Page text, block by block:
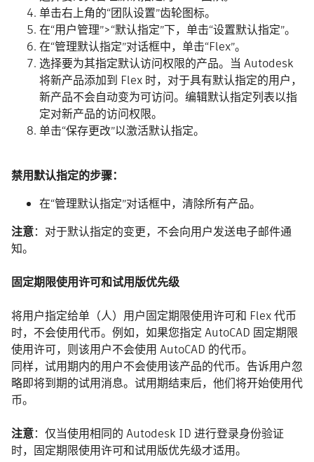
单击右上角的“团队设置”齿轮图标。
在“用户管理”>“默认指定”下，单击“设置默认指定”。
在“管理默认指定”对话框中，单击“Flex”。
选择要为其指定默认访问权限的产品。当 Autodesk
将新产品添加到 Flex 时，对于具有默认指定的用户，
新产品不会自动变为可访问。编辑默认指定列表以指
定对新产品的访问权限。
单击“保存更改”以激活默认指定。
禁用默认指定的步骤：
在“管理默认指定”对话框中，清除所有产品。
注意：对于默认指定的变更，不会向用户发送电子邮件通
知。
固定期限使用许可和试用版优先级
将用户指定给单（人）用户固定期限使用许可和 Flex 代币
时，不会使用代币。例如，如果您指定 AutoCAD 固定期限
使用许可，则该用户不会使用 AutoCAD 的代币。
同样，试用期内的用户不会使用该产品的代币。告诉用户忽
略即将到期的试用消息。试用期结束后，他们将开始使用代
币。
注意：仅当使用相同的 Autodesk ID 进行登录身份验证
时，固定期限使用许可和试用版优先级才适用。